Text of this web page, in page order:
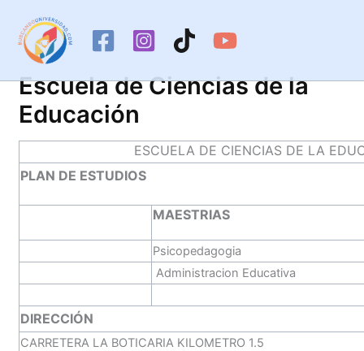
contenido
Escuela de Ciencias de la
Educación
ESCUELA DE CIENCIAS DE LA
PLAN DE ESTUDIOS
MAESTRIAS
Psicopedagogia
Administracion Educativa
DIRECCIÓN
CARRETERA LA BOTICARIA KILOMETRO 1.5